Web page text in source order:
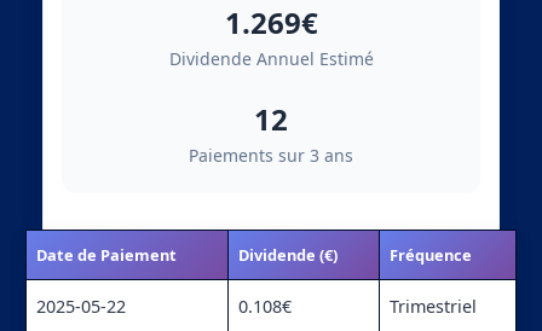
1.269€
Dividende Annuel Estimé
12
Paiements sur 3 ans
Date de Paiement Dividende (€) Fréquence
2025-05-22 0.108€ Trimestriel